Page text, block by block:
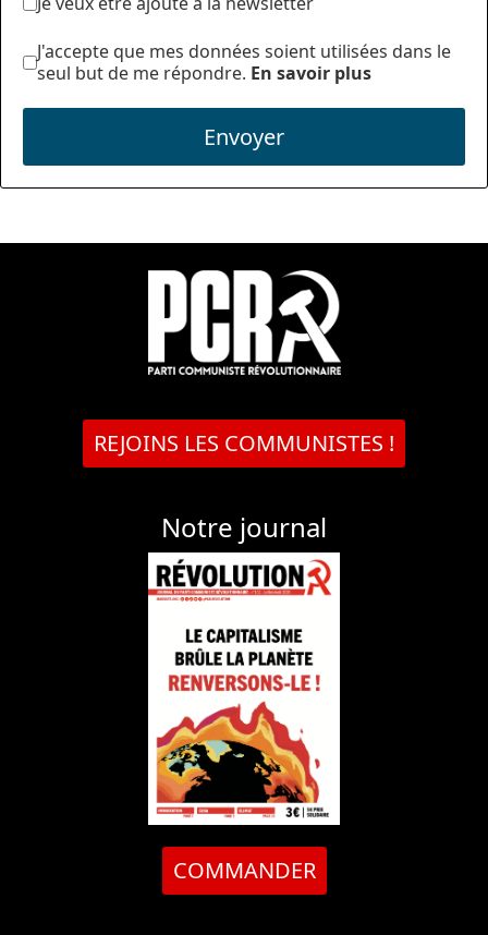
J'accepte que mes données soient utilisées dans le
seul but de me répondre. En savoir plus
Envoyer
REJOINS LES COMMUNISTES !
Notre journal
COMMANDER